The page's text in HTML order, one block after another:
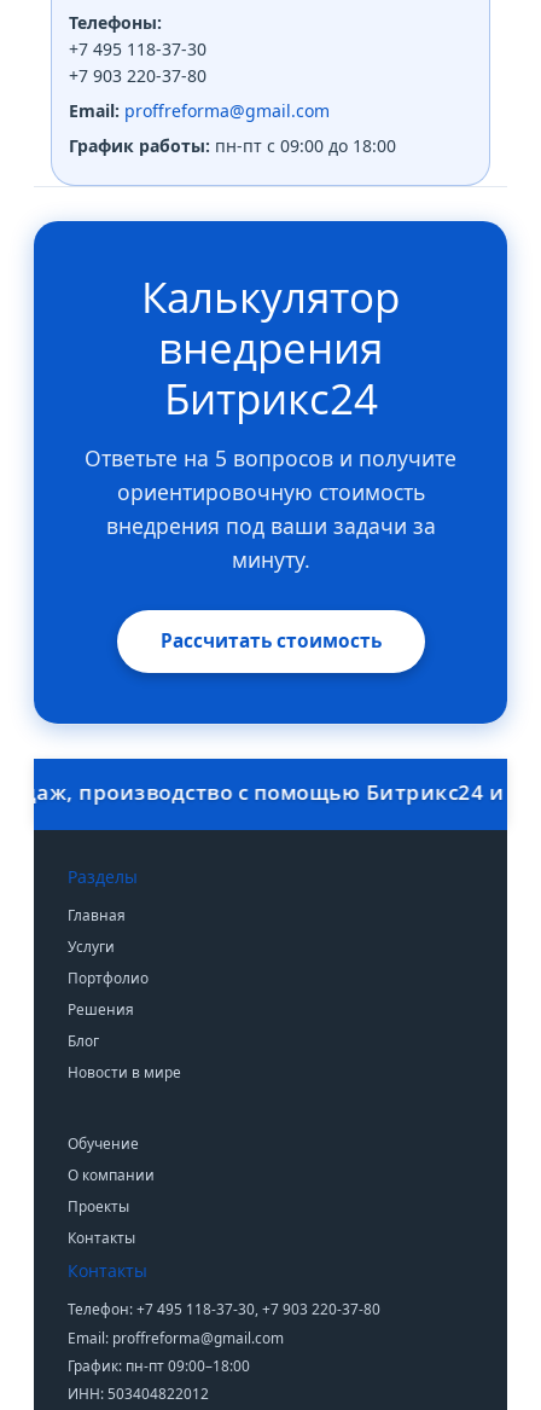
Телефоны:
+7 495 118-37-30
+7 903 220-37-80
Email: proffreforma@gmail.com
График работы: пн-пт с 09:00 до 18:00
Калькулятор
внедрения
Битрикс24
Ответьте на 5 вопросов и получите
ориентировочную стоимость
внедрения под ваши задачи за
минуту.
Рассчитать стоимость
производство с помощью Битрикс24 и 1С.
Разделы
Главная
Услуги
Портфолио
Решения
Блог
Новости в мире
Обучение
О компании
Проекты
Контакты
Контакты
Телефон: +7 495 118-37-30, +7 903 220-37-80
Email: proffreforma@gmail.com
График: пн-пт 09:00–18:00
ИНН: 503404822012